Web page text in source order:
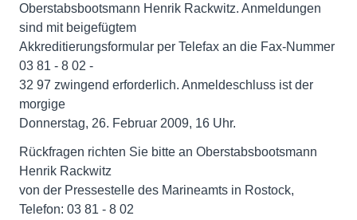
Oberstabsbootsmann Henrik Rackwitz. Anmeldungen
sind mit beigefügtem
Akkreditierungsformular per Telefax an die Fax-Nummer
03 81 - 8 02 -
32 97 zwingend erforderlich. Anmeldeschluss ist der
morgige
Donnerstag, 26. Februar 2009, 16 Uhr.
Rückfragen richten Sie bitte an Oberstabsbootsmann
Henrik Rackwitz
von der Pressestelle des Marineamts in Rostock,
Telefon: 03 81 - 8 02